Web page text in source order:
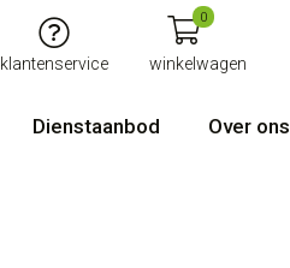
klantenservice
0
winkelwagen
Dienstaanbod Over ons